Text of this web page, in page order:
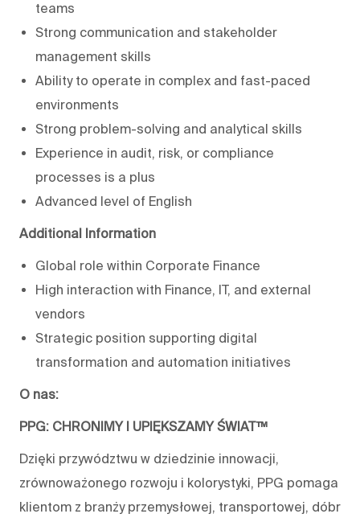
teams
Strong communication and stakeholder
management skills
Ability to operate in complex and fast-paced
environments
Strong problem-solving and analytical skills
Experience in audit, risk, or compliance
processes is a plus
Advanced level of English
Additional Information
Global role within Corporate Finance
High interaction with Finance, IT, and external
vendors
Strategic position supporting digital
transformation and automation initiatives
O nas:
PPG: CHRONIMY I UPIĘKSZAMY ŚWIAT™
Dzięki przywództwu w dziedzinie innowacji,
zrównoważonego rozwoju i kolorystyki, PPG pomaga
klientom z branży przemysłowej, transportowej, dóbr